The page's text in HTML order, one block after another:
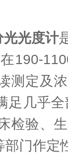
光度计
190-
测定及
足几乎
检验、
门作定